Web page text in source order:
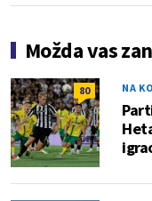
Možda vas
80 NA